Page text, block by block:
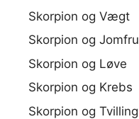
Skorpion og Vægt
Skorpion og Jomfru
Skorpion og Løve
Skorpion og Krebs
Skorpion og Tvilling